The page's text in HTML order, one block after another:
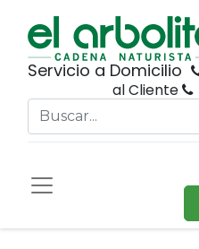
Servicio a Domicilio
al Cliente